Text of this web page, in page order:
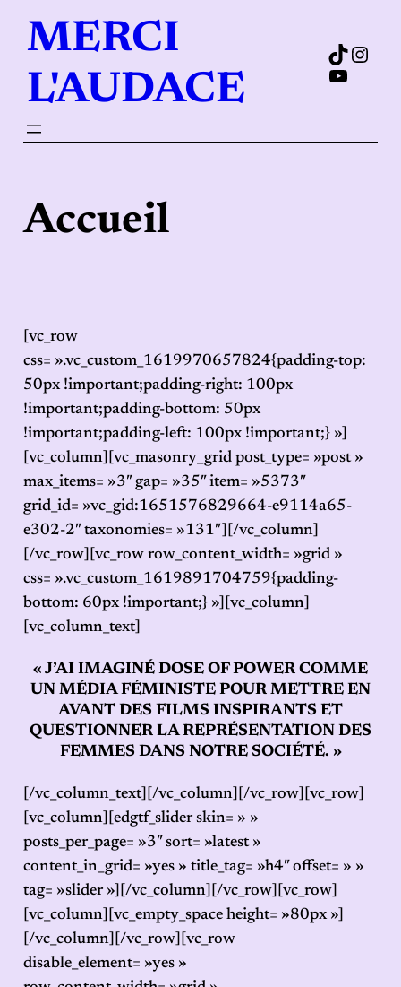
Aller
contenu
MERCI
L'AUDACE
TikTok
Accueil
[vc_row
css= ».vc_custom_1619970657824{padding-top:
50px !important;padding-right: 100px
!important;padding-bottom: 50px
!important;padding-left: 100px !important;} »]
[vc_column][vc_masonry_grid post_type= »post »
max_items= »3″ gap= »35″ item= »5373″
grid_id= »vc_gid:1651576829664-e9114a65-
e302-2″ taxonomies= »131″][/vc_column]
[/vc_row][vc_row row_content_width= »grid »
css= ».vc_custom_1619891704759{padding-
bottom: 60px !important;} »][vc_column]
[vc_column_text]
« J’AI IMAGINÉ DOSE OF POWER COMME
UN MÉDIA FÉMINISTE POUR METTRE EN
AVANT DES FILMS INSPIRANTS ET
QUESTIONNER LA REPRÉSENTATION DES
FEMMES DANS NOTRE SOCIÉTÉ. »
[/vc_column_text][/vc_column][/vc_row][vc_row]
[vc_column][edgtf_slider skin= » »
posts_per_page= »3″ sort= »latest »
content_in_grid= »yes » title_tag= »h4″ offset= » »
tag= »slider »][/vc_column][/vc_row][vc_row]
[vc_column][vc_empty_space height= »80px »]
[/vc_column][/vc_row][vc_row
disable_element= »yes »